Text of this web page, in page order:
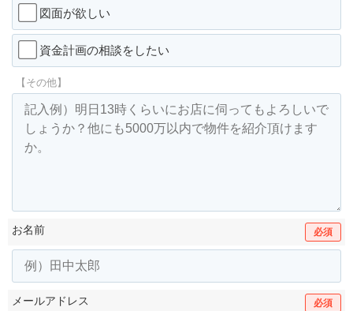
図面が欲しい
資金計画の相談をしたい
【その他】
お名前 必須
メールアドレス 必須